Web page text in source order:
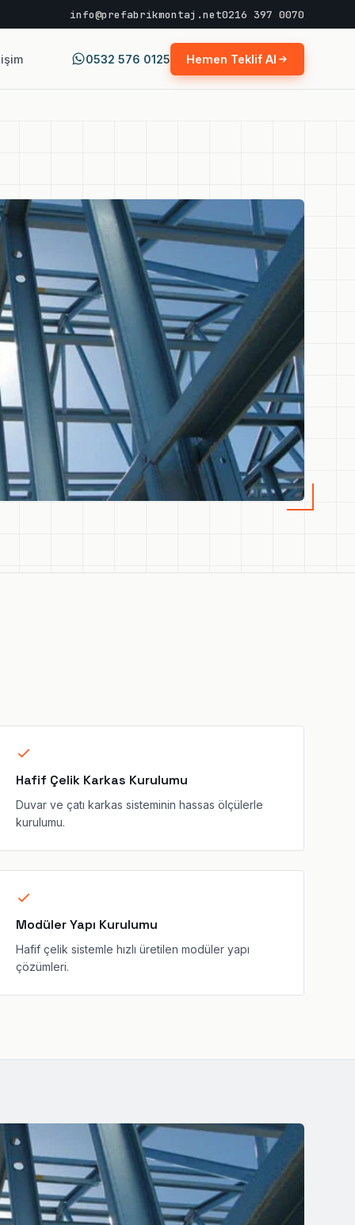
info@prefabrikmontaj.net0216 397 0070
0532 576 0125 Hemen Teklif Al
Hafif Çelik Karkas Kurulumu
Duvar ve çatı karkas sisteminin hassas ölçülerle
kurulumu.
Modüler Yapı Kurulumu
Hafif çelik sistemle hızlı üretilen modüler yapı
çözümleri.